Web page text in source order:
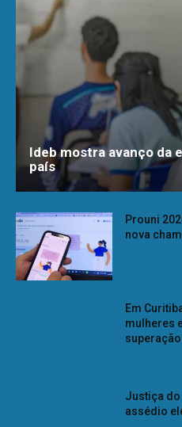
Ideb mostra avanço da
país
Prouni
nova
Em
mulheres
superação
Justiça do
assédio